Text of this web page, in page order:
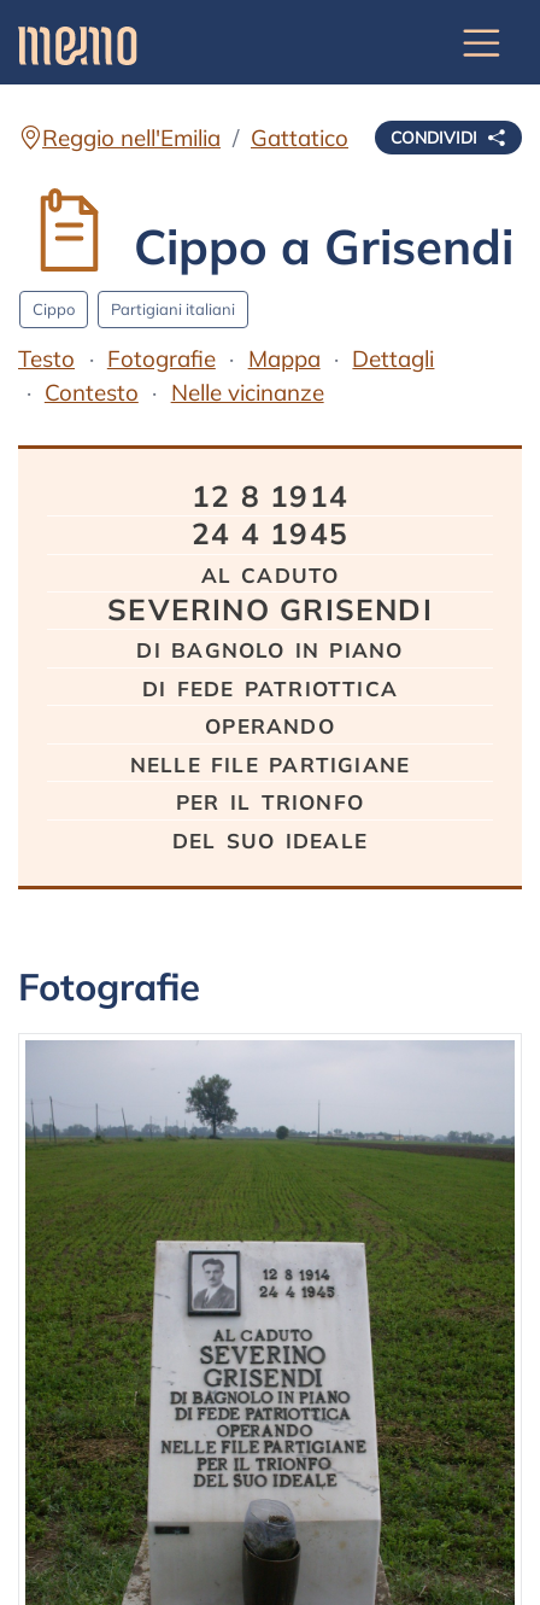
CONDIVIDI
Reggio nell'Emilia Gattatico
Cippo a Grisendi
Cippo Partigiani italiani
Testo Fotografie Mappa
Dettagli
Contesto
Nelle vicinanze
12 8 1914
24 4 1945
al caduto
SEVERINO GRISENDI
di bagnolo in piano
di fede patriottica
operando
nelle file partigiane
per il trionfo
del suo ideale
Fotografie